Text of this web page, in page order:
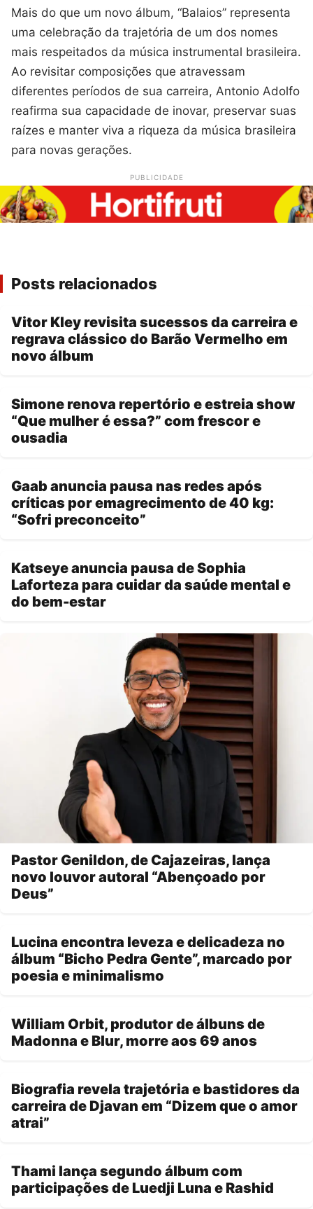
Mais do que um novo álbum, “Balaios” representa
uma celebração da trajetória de um dos nomes
mais respeitados da música instrumental brasileira.
Ao revisitar composições que atravessam
diferentes períodos de sua carreira, Antonio Adolfo
reafirma sua capacidade de inovar, preservar suas
raízes e manter viva a riqueza da música brasileira
para novas gerações.
PUBLICIDADE
Posts relacionados
Vitor Kley revisita sucessos da carreira e
regrava clássico do Barão Vermelho em
novo álbum
Simone renova repertório e estreia show
“Que mulher é essa?” com frescor e
ousadia
Gaab anuncia pausa nas redes após
críticas por emagrecimento de 40 kg:
“Sofri preconceito”
Katseye anuncia pausa de Sophia
Laforteza para cuidar da saúde mental e
do bem-estar
Pastor Genildon, de Cajazeiras, lança
novo louvor autoral “Abençoado por
Deus”
Lucina encontra leveza e delicadeza no
álbum “Bicho Pedra Gente”, marcado por
poesia e minimalismo
William Orbit, produtor de álbuns de
Madonna e Blur, morre aos 69 anos
Biografia revela trajetória e bastidores da
carreira de Djavan em “Dizem que o amor
atrai”
Thami lança segundo álbum com
participações de Luedji Luna e Rashid